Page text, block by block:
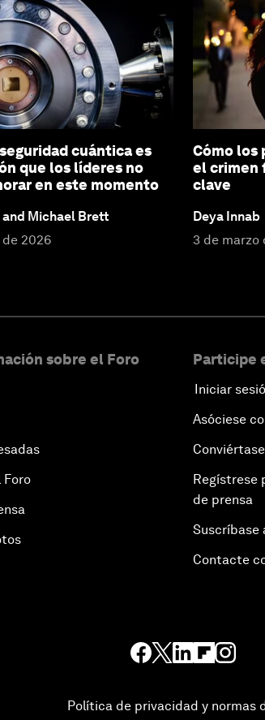
cuántica es
que los líderes no
en este momento
and Michael Brett
2026
Cómo los
el crimen
clave
Deya Innab
3 de marzo
sobre el Foro
Foro
Participe
Iniciar
Asóciese
Regístrese
de prensa
Suscríbase
Contacte
Política de privacidad y normas